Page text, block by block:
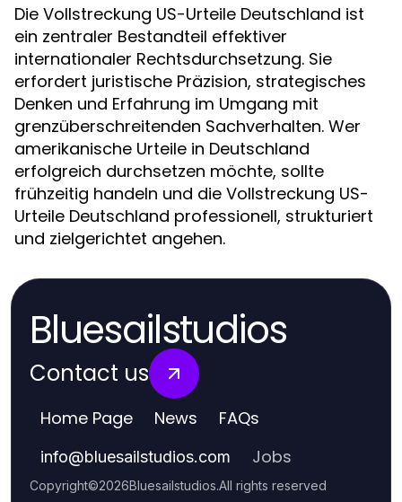
Die Vollstreckung US-Urteile Deutschland ist
ein zentraler Bestandteil effektiver
internationaler Rechtsdurchsetzung. Sie
erfordert juristische Präzision, strategisches
Denken und Erfahrung im Umgang mit
grenzüberschreitenden Sachverhalten. Wer
amerikanische Urteile in Deutschland
erfolgreich durchsetzen möchte, sollte
frühzeitig handeln und die Vollstreckung US-
Urteile Deutschland professionell, strukturiert
und zielgerichtet angehen.
Bluesailstudios
Contact us
Home Page News FAQs
info@bluesailstudios.com Jobs
Copyright©2026Bluesailstudios.All rights reserved